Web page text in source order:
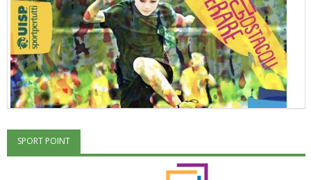
"Superare gli ostacoli": la relazione di Tiziano Pesce al CN Uisp
SPORT POINT